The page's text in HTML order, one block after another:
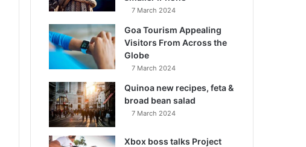
7 March 2024
Goa Tourism Appealing
Visitors From Across the
Globe
7 March 2024
Quinoa new recipes, feta &
broad bean salad
7 March 2024
Xbox boss talks Project